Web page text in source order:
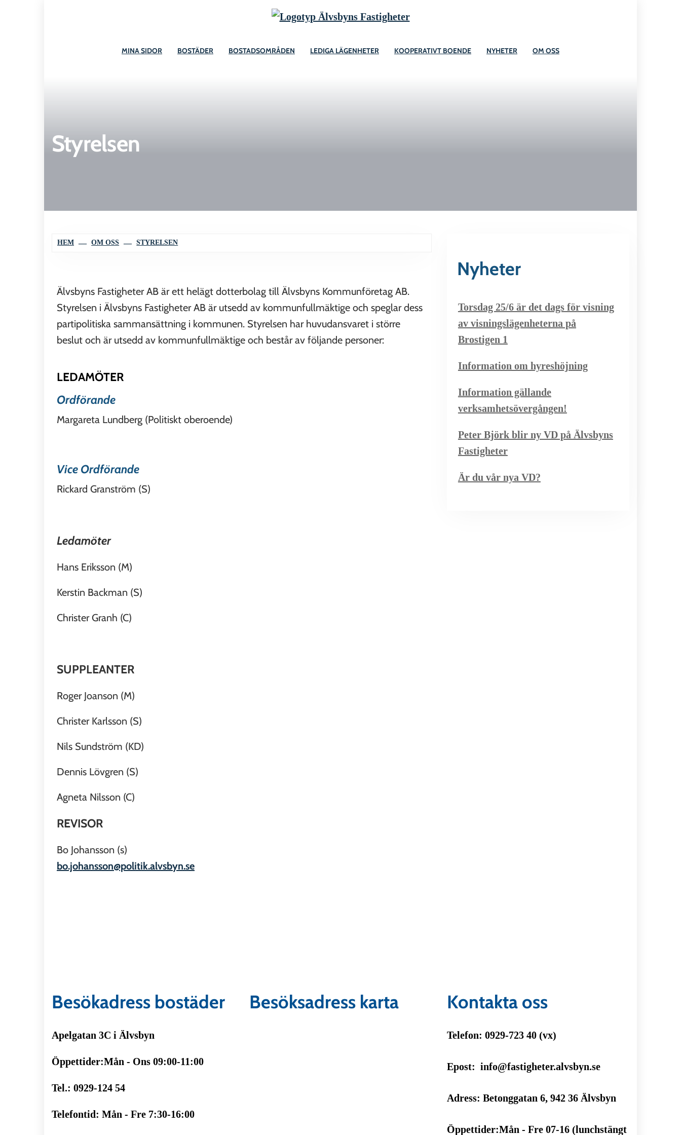
MINA SIDOR BOSTÄDER BOSTADSOMRÅDEN LEDIGA LÄGENHETER KOOPERATIVT BOENDE NYHETER OM OSS
Styrelsen
HEM OM OSS STYRELSEN
Älvsbyns Fastigheter AB är ett helägt dotterbolag till Älvsbyns Kommunföretag AB.
Styrelsen i Älvsbyns Fastigheter AB är utsedd av kommunfullmäktige och speglar dess
partipolitiska sammansättning i kommunen. Styrelsen har huvudansvaret i större
beslut och är utsedd av kommunfullmäktige och består av följande personer:
LEDAMÖTER
Ordförande
Margareta Lundberg (Politiskt oberoende)
Vice Ordförande
Rickard Granström (S)
Ledamöter
Hans Eriksson (M)
Kerstin Backman (S)
Christer Granh (C)
SUPPLEANTER
Roger Joanson (M)
Christer Karlsson (S)
Nils Sundström (KD)
Dennis Lövgren (S)
Agneta Nilsson (C)
REVISOR
Bo Johansson (s)
bo.johansson@politik.alvsbyn.se
Nyheter
Torsdag 25/6 är det dags för visning
av visningslägenheterna på
Brostigen 1
Information om hyreshöjning
Information gällande
verksamhetsövergången!
Peter Björk blir ny VD på Älvsbyns
Fastigheter
Är du vår nya VD?
Besökadress bostäder
Apelgatan 3C i Älvsbyn
Öppettider:Mån - Ons 09:00-11:00
Tel.: 0929-124 54
Telefontid: Mån - Fre 7:30-16:00
Besöksadress karta Kontakta oss
Telefon: 0929-723 40 (vx)
Epost: info@fastigheter.alvsbyn.se
Adress: Betonggatan 6, 942 36 Älvsbyn
Öppettider:Mån - Fre 07-16 (lunchstängt